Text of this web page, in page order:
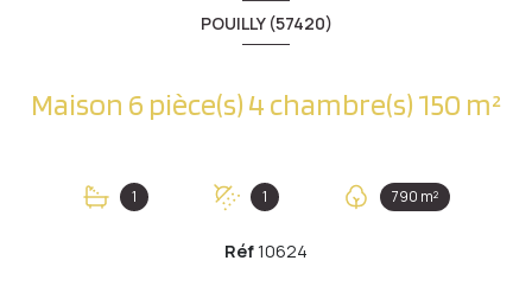
POUILLY (57420)
Maison 6 pièce(s) 4 chambre(s) 150 m²
1 1 790 m²
Réf10624